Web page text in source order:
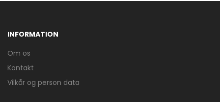
INFORMATION
Om os
Kontakt
Vilkår og person data